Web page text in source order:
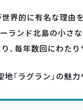
世界的に有名な理由
ランド北島の小さ
り、毎年数回にわた
「ラグラン」の魅